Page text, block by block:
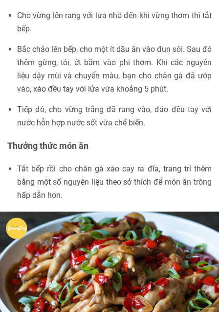
Cho vừng lên rang với lửa nhỏ đến khi vừng thơm thì tắt
bếp.
Bắc chảo lên bếp, cho một ít dầu ăn vào đun sôi. Sau đó
thêm gừng, tỏi, ớt băm vào phi thơm. Khi các nguyên
liệu dậy mùi và chuyển màu, bạn cho chân gà đã ướp
vào, xào đều tay với lửa vừa khoảng 5 phút.
Tiếp đó, cho vừng trắng đã rang vào, đảo đều tay với
nước hỗn hợp nước sốt vừa chế biến.
Thưởng thức món ăn
Tắt bếp rồi cho chân gà xào cay ra đĩa, trang trí thêm
bằng một số nguyên liệu theo sở thích để món ăn trông
hấp dẫn hơn.